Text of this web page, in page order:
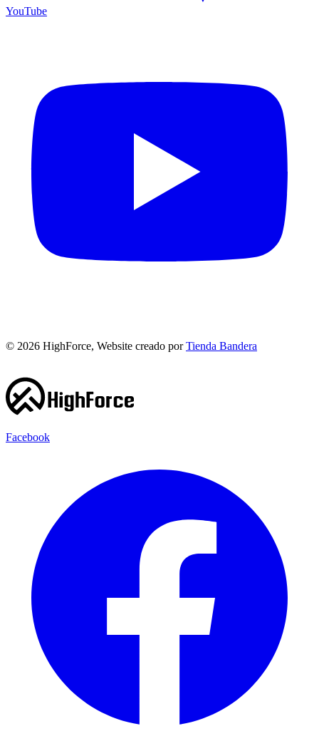
YouTube
© 2026 HighForce, Website creado por Tienda Bandera
Facebook